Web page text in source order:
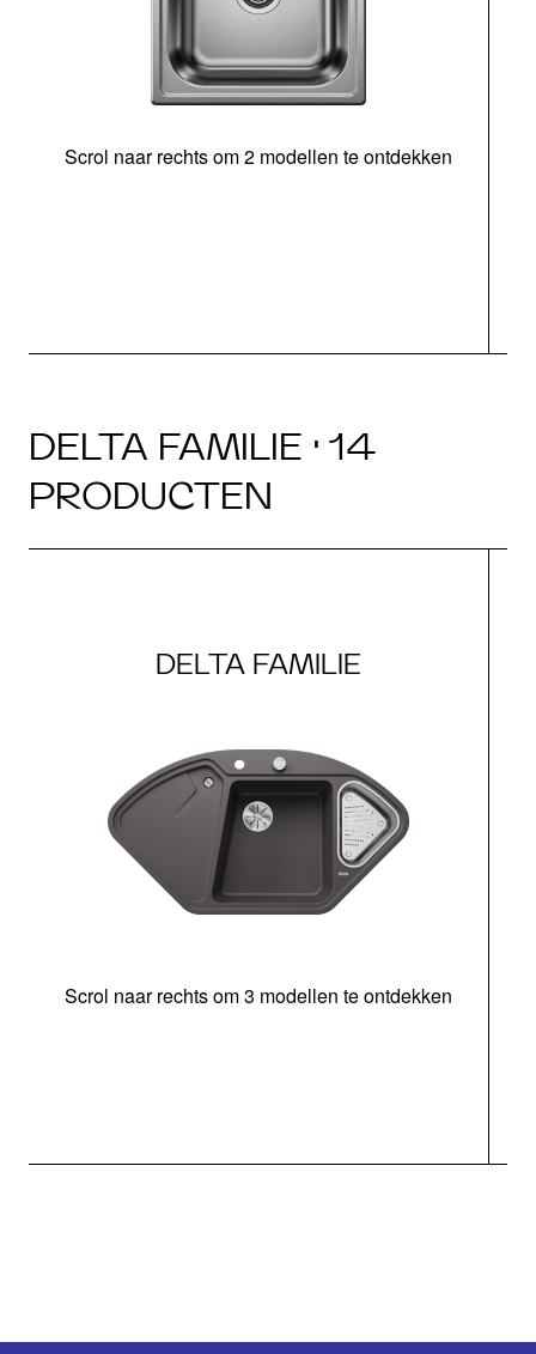
Scrol naar rechts om 2 modellen te ontdekken
DELTA FAMILIE · 14
PRODUCTEN
DELTA FAMILIE
Scrol naar rechts om 3 modellen te ontdekken